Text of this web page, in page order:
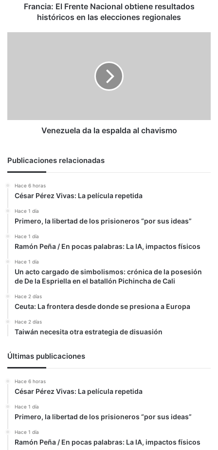
elecciones
regionales
Francia: El Frente Nacional obtiene resultados
históricos en las elecciones regionales
Venezuela da la espalda al chavismo
Publicaciones relacionadas
Hace 6 horas
César Pérez Vivas: La película repetida
Hace 1 día
Primero, la libertad de los prisioneros “por sus ideas”
Hace 1 día
Ramón Peña / En pocas palabras: La IA, impactos físicos
Hace 1 día
Un acto cargado de simbolismos: crónica de la posesión
de De la Espriella en el batallón Pichincha de Cali
Hace 2 días
Ceuta: La frontera desde donde se presiona a Europa
Hace 2 días
Taiwán necesita otra estrategia de disuasión
Últimas publicaciones
Hace 6 horas
César Pérez Vivas: La película repetida
Hace 1 día
Primero, la libertad de los prisioneros “por sus ideas”
Hace 1 día
Ramón Peña / En pocas palabras: La IA, impactos físicos